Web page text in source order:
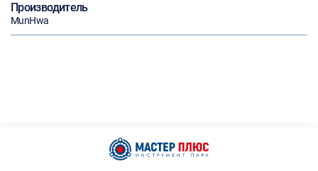
Производитель
MunHwa